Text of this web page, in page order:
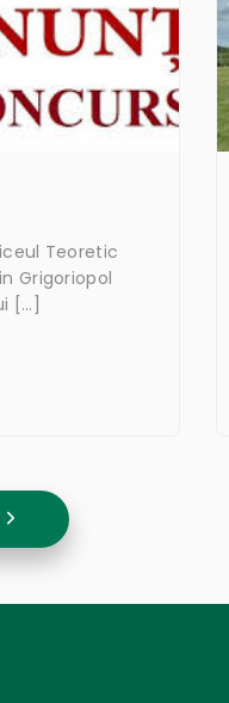
Teoretic
Grigoriopol
[…]